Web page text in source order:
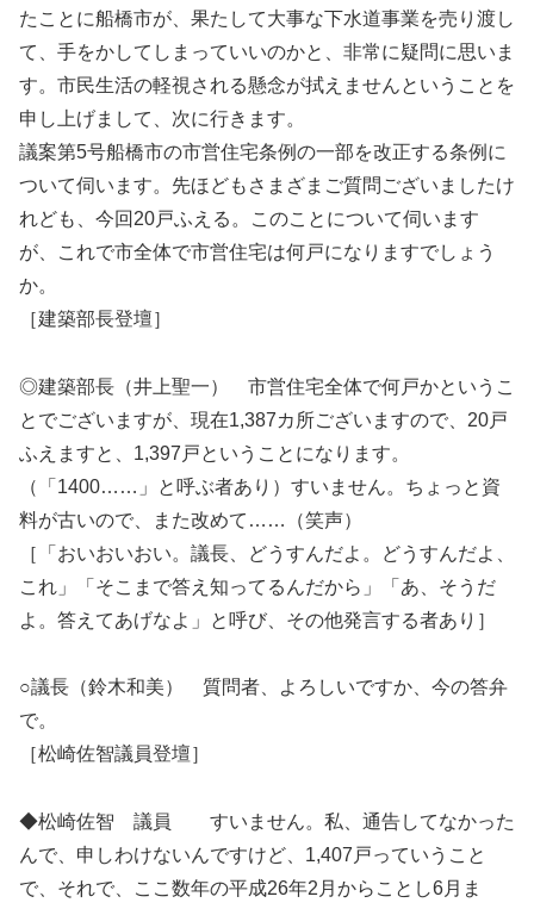
たことに船橋市が、果たして大事な下水道事業を売り渡し
て、手をかしてしまっていいのかと、非常に疑問に思いま
す。市民生活の軽視される懸念が拭えませんということを
申し上げまして、次に行きます。
議案第5号船橋市の市営住宅条例の一部を改正する条例に
ついて伺います。先ほどもさまざまご質問ございましたけ
れども、今回20戸ふえる。このことについて伺います
が、これで市全体で市営住宅は何戸になりますでしょう
か。
［建築部長登壇］
◎建築部長（井上聖一） 市営住宅全体で何戸かというこ
とでございますが、現在1,387カ所ございますので、20戸
ふえますと、1,397戸ということになります。
（「1400……」と呼ぶ者あり）すいません。ちょっと資
料が古いので、また改めて……（笑声）
［「おいおいおい。議長、どうすんだよ。どうすんだよ、
これ」「そこまで答え知ってるんだから」「あ、そうだ
よ。答えてあげなよ」と呼び、その他発言する者あり］
○議長（鈴木和美） 質問者、よろしいですか、今の答弁
で。
［松崎佐智議員登壇］
◆松崎佐智 議員 すいません。私、通告してなかった
んで、申しわけないんですけど、1,407戸っていうこと
で、それで、ここ数年の平成26年2月からことし6月ま